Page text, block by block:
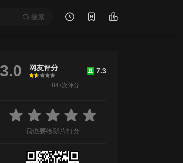
搜索
3.0 网友评分
很差
较差还行推荐力荐
豆 7.3
847次评分
我也要给影片打分